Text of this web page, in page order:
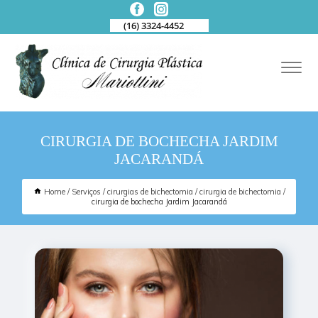
(16) 3324-4452
CIRURGIA DE BOCHECHA JARDIM
JACARANDÁ
Home Serviços cirurgias de bichectomia
cirurgia de bichectomia
cirurgia de bochecha Jardim Jacarandá